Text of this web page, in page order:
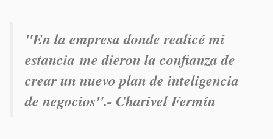
"En la empresa donde realicé mi
estancia me dieron la confianza de
crear un nuevo plan de inteligencia
de negocios".- Charivel Fermín